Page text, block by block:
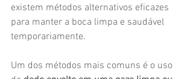
existem métodos alternativos eficazes
para manter a boca limpa e saudável
temporariamente.
Um dos métodos mais comuns é o uso